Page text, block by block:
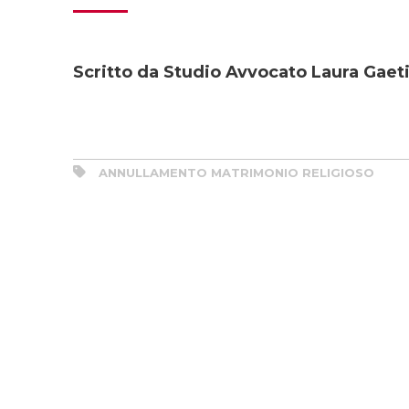
Scritto da Studio Avvocato Laura
ANNULLAMENTO MATRIMONIO RELIGIOSO